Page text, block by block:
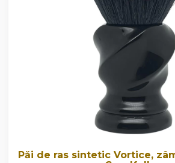
Păi de ras sintetic Vortice,